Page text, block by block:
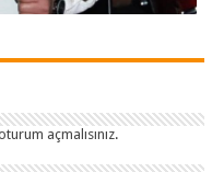
açmalısınız.